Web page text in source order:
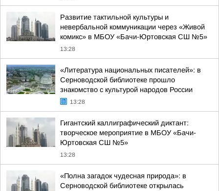
Развитие тактильной культуры и
невербальной коммуникации через «Живой
комикс» в МБОУ «Бачи-Юртовская СШ №5»
13:28
«Литература национальных писателей»: в
Серноводской библиотеке прошло
знакомство с культурой народов России
13:28
Гигантский каллиграфический диктант:
творческое мероприятие в МБОУ «Бачи-
Юртовская СШ №5»
13:28
«Полна загадок чудесная природа»: в
Серноводской библиотеке открылась